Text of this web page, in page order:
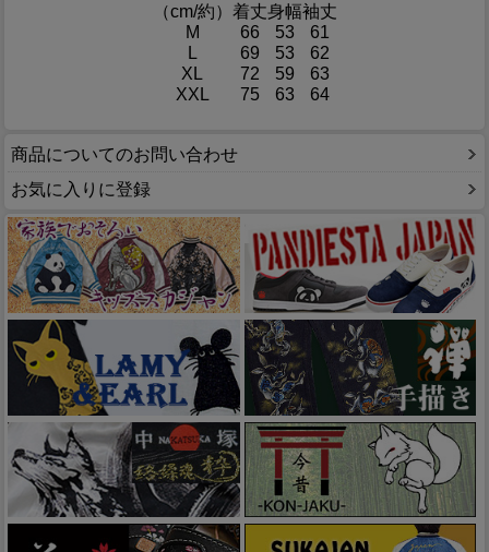
（cm/約） 着丈身幅袖丈
M
66 53
61
L
69 53
62
XL
72 59
63
XXL
75 63 64
商品についてのお問い合わせ
お気に入りに登録